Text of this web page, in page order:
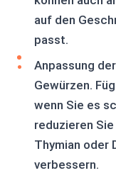
auf den
passt.
Anpassung
Gewürzen.
wenn Sie es
reduzieren
Thymian oder
verbessern.